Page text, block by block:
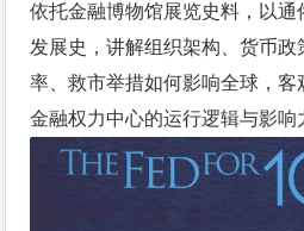
依托金融博物馆展览史料，以
发展史，讲解组织架构、货币政
率、救市举措如何影响全球，
金融权力中心的运行逻辑与影响